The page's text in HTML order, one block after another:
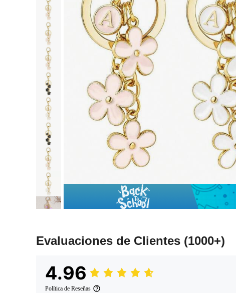
Evaluaciones de Clientes (1000+)
4.96
Política de Reseñas